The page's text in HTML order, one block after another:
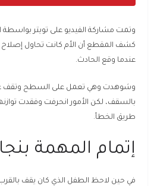
وتمت مشاركة الفيديو على تويتر
كشف المقطع أن الأم كانت تحاول إصلاح
عندما وقع الحادث.
وشوهدت وهي تعمل على السطح
بالسقف، لكن الأمور انحرفت وفقدت
طريق الخطأ.
إتمام المهمة
في حين لاحظ الطفل الذي كان يقف بالقرب